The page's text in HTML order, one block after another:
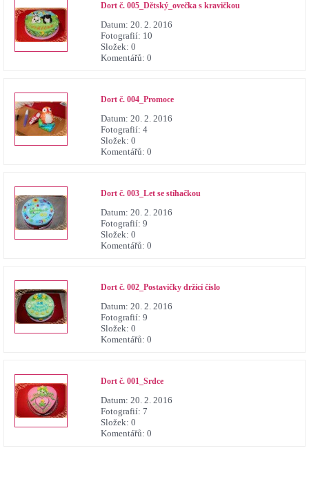
Dort č. 005_Dětský_ovečka s kravičkou
Datum: 20. 2. 2016
Fotografií: 10
Složek: 0
Komentářů: 0
Dort č. 004_Promoce
Datum: 20. 2. 2016
Fotografií: 4
Složek: 0
Komentářů: 0
Dort č. 003_Let se stíhačkou
Datum: 20. 2. 2016
Fotografií: 9
Složek: 0
Komentářů: 0
Dort č. 002_Postavičky držící číslo
Datum: 20. 2. 2016
Fotografií: 9
Složek: 0
Komentářů: 0
Dort č. 001_Srdce
Datum: 20. 2. 2016
Fotografií: 7
Složek: 0
Komentářů: 0